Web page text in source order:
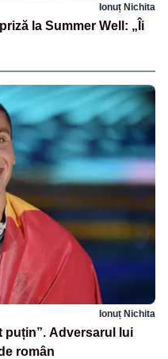
Ionuț Nichita
la Summer Well: „Îi
Ionuț Nichita
puțin”. Adversarul lui
român